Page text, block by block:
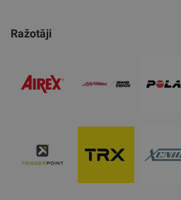
Ražotāji